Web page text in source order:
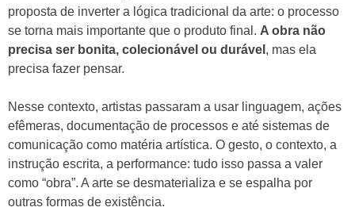
proposta de inverter a lógica tradicional da arte: o processo
se torna mais importante que o produto final. A obra não
precisa ser bonita, colecionável ou durável , mas ela
precisa fazer pensar.
Nesse contexto, artistas passaram a usar linguagem, ações
efêmeras, documentação de processos e até sistemas de
comunicação como matéria artística. O gesto, o contexto, a
instrução escrita, a performance: tudo isso passa a valer
como “obra”. A arte se desmaterializa e se espalha por
outras formas de existência.